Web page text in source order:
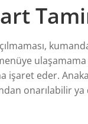
işaret eder.
onarılabilir